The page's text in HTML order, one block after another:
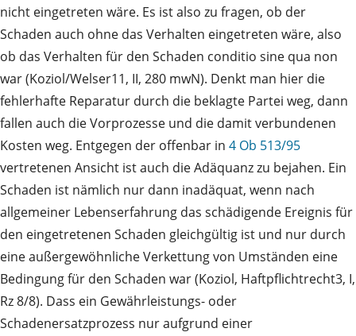
nicht eingetreten wäre. Es ist also zu fragen, ob der
Schaden auch ohne das Verhalten eingetreten wäre, also
ob das Verhalten für den Schaden conditio sine qua non
war (Koziol/Welser11, II, 280 mwN). Denkt man hier die
fehlerhafte Reparatur durch die beklagte Partei weg, dann
fallen auch die Vorprozesse und die damit verbundenen
Kosten weg. Entgegen der offenbar in 4 Ob 513/95
vertretenen Ansicht ist auch die Adäquanz zu bejahen. Ein
Schaden ist nämlich nur dann inadäquat, wenn nach
allgemeiner Lebenserfahrung das schädigende Ereignis für
den eingetretenen Schaden gleichgültig ist und nur durch
eine außergewöhnliche Verkettung von Umständen eine
Bedingung für den Schaden war (Koziol, Haftpflichtrecht3, I,
Rz 8/8). Dass ein Gewährleistungs- oder
Schadenersatzprozess nur aufgrund einer